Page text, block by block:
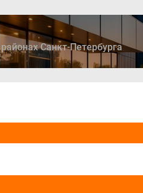
Санкт-Петербурга